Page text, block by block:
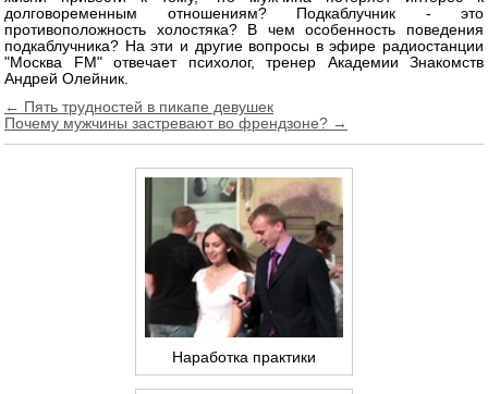
долговоременным отношениям? Подкаблучник - это
противоположность холостяка? В чем особенность поведения
подкаблучника? На эти и другие вопросы в эфире радиостанции
"Москва FM" отвечает психолог, тренер Академии Знакомств
Андрей Олейник.
Навигация
по
записям
← Пять трудностей в пикапе девушек
Почему мужчины застревают во френдзоне? →
Наработка практики